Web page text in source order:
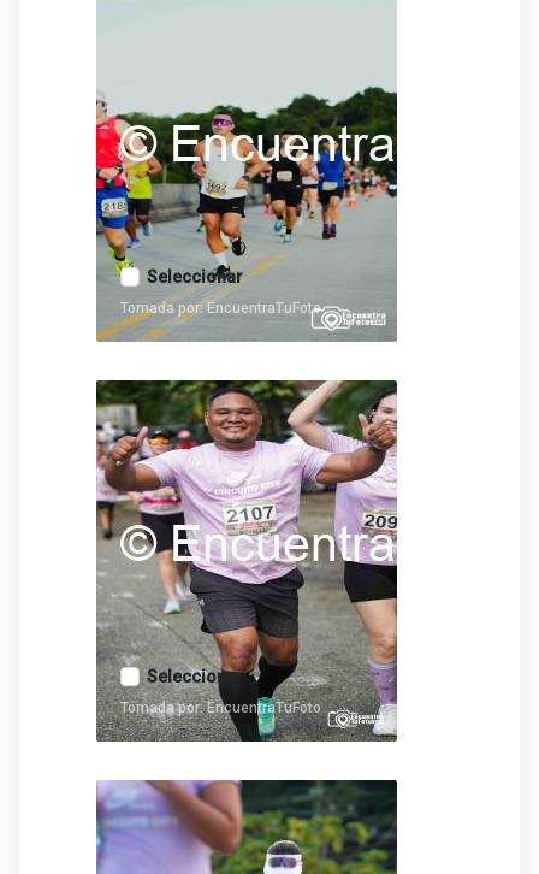
Seleccionar
Tomada por: EncuentraTuFoto
Seleccionar
Tomada por: EncuentraTuFoto